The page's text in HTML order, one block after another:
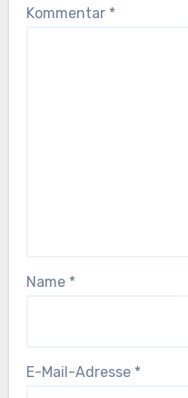
Kommentar *
Name *
E-Mail-Adresse *